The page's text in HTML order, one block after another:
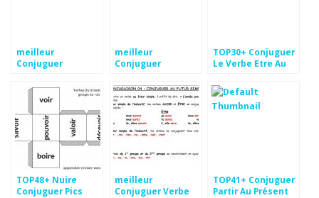
meilleur
Conjuguer
Passé Simple
dessin
meilleur
Conjuguer
d'écran
TOP30+ Conjuguer
Le Verbe Etre Au
d'écran
TOP48+ Nuire
Conjuguer Pics
meilleur
Conjuguer Verbe
TOP41+ Conjuguer
Partir Au Présent